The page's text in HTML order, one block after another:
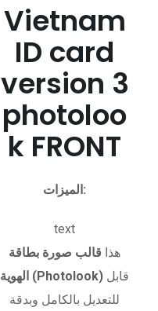
Vietnam
ID card
version 3
photoloo
k FRONT
الميزات:
text
هذا قالب صورة بطاقة
الهوية (Photolook)
للتعديل بالكامل وبدقة